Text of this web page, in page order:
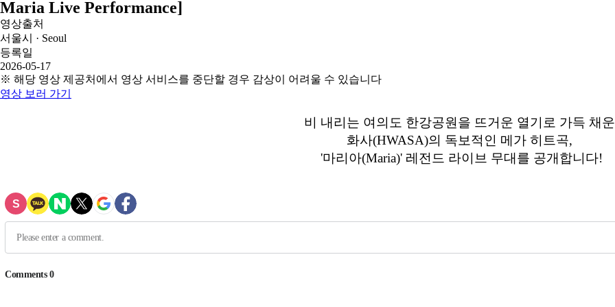
Maria Live Performance]
영상출처
서울시 · Seoul
등록일
2026-05-17
※ 해당 영상 제공처에서 영상 서비스를 중단할 경우 감상이 어려울 수 있습니다
영상 보러 가기
비 내리는 여의도 한강공원을 뜨거운 열기로 가득 채
화사(HWASA)의 독보적인 메가 히트곡,
'마리아(Maria)' 레전드 라이브 무대를 공개합니다!